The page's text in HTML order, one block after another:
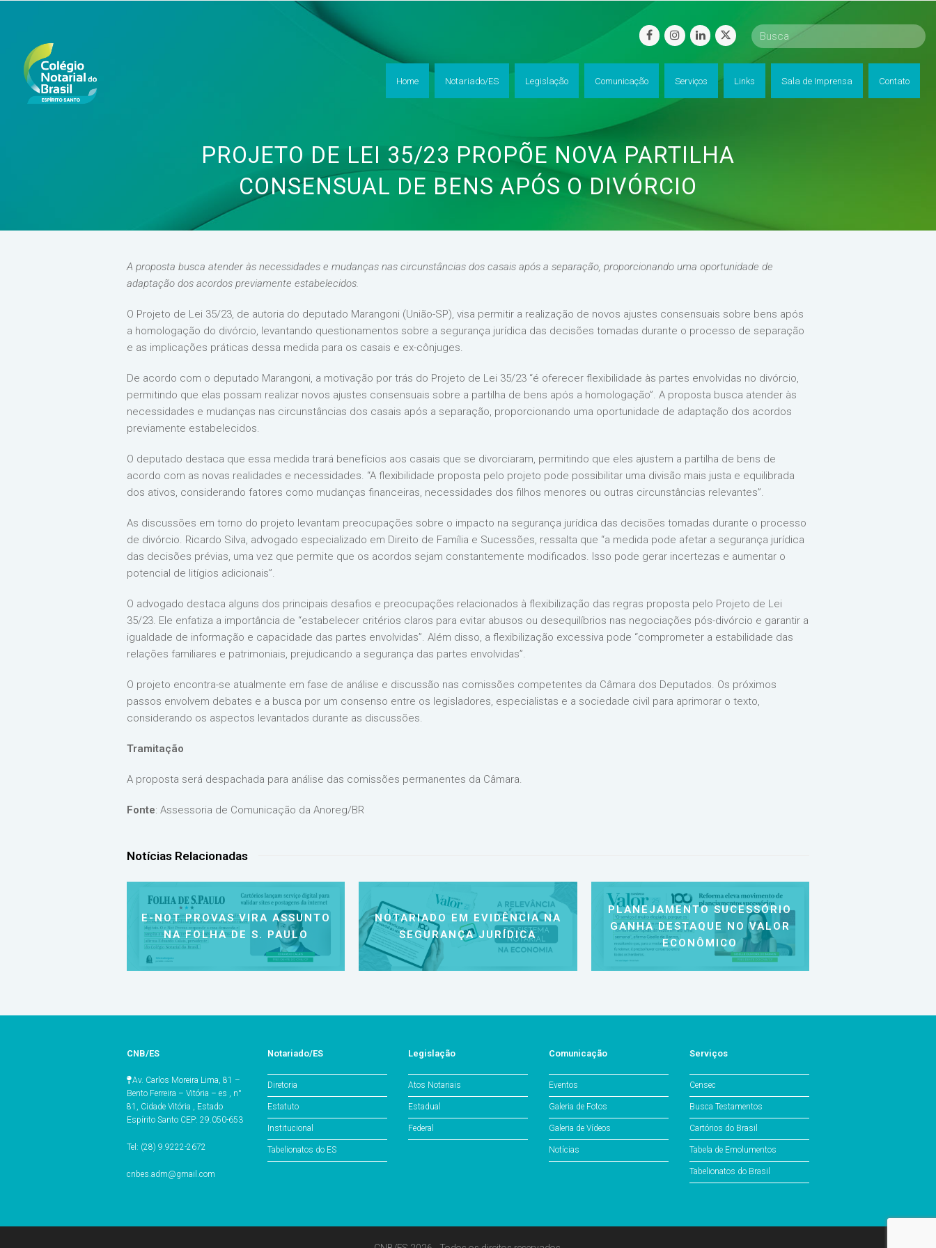
facebookinstagram
linkedintwitter
Home Notariado/ES Legislação Comunicação Serviços Links Sala de Imprensa Contato
PROJETO DE LEI 35/23 PROPÕE NOVA PARTILHA
CONSENSUAL DE BENS APÓS O DIVÓRCIO
A proposta busca atender às necessidades e mudanças nas circunstâncias dos casais após a separação, proporcionando uma oportunidade de
adaptação dos acordos previamente estabelecidos.
O Projeto de Lei 35/23, de autoria do deputado Marangoni (União-SP), visa permitir a realização de novos ajustes consensuais sobre bens após
a homologação do divórcio, levantando questionamentos sobre a segurança jurídica das decisões tomadas durante o processo de separação
e as implicações práticas dessa medida para os casais e ex-cônjuges.
De acordo com o deputado Marangoni, a motivação por trás do Projeto de Lei 35/23 “é oferecer flexibilidade às partes envolvidas no divórcio,
permitindo que elas possam realizar novos ajustes consensuais sobre a partilha de bens após a homologação”. A proposta busca atender às
necessidades e mudanças nas circunstâncias dos casais após a separação, proporcionando uma oportunidade de adaptação dos acordos
previamente estabelecidos.
O deputado destaca que essa medida trará benefícios aos casais que se divorciaram, permitindo que eles ajustem a partilha de bens de
acordo com as novas realidades e necessidades. “A flexibilidade proposta pelo projeto pode possibilitar uma divisão mais justa e equilibrada
dos ativos, considerando fatores como mudanças financeiras, necessidades dos filhos menores ou outras circunstâncias relevantes”.
As discussões em torno do projeto levantam preocupações sobre o impacto na segurança jurídica das decisões tomadas durante o processo
de divórcio. Ricardo Silva, advogado especializado em Direito de Família e Sucessões, ressalta que “a medida pode afetar a segurança jurídica
das decisões prévias, uma vez que permite que os acordos sejam constantemente modificados. Isso pode gerar incertezas e aumentar o
potencial de litígios adicionais”.
O advogado destaca alguns dos principais desafios e preocupações relacionados à flexibilização das regras proposta pelo Projeto de Lei
35/23. Ele enfatiza a importância de “estabelecer critérios claros para evitar abusos ou desequilíbrios nas negociações pós-divórcio e garantir a
igualdade de informação e capacidade das partes envolvidas”. Além disso, a flexibilização excessiva pode “comprometer a estabilidade das
relações familiares e patrimoniais, prejudicando a segurança das partes envolvidas”.
O projeto encontra-se atualmente em fase de análise e discussão nas comissões competentes da Câmara dos Deputados. Os próximos
passos envolvem debates e a busca por um consenso entre os legisladores, especialistas e a sociedade civil para aprimorar o texto,
considerando os aspectos levantados durante as discussões.
Tramitação
A proposta será despachada para análise das comissões permanentes da Câmara.
Fonte: Assessoria de Comunicação da Anoreg/BR
Notícias Relacionadas
E-NOT PROVAS VIRA ASSUNTO
NA FOLHA DE S. PAULO
NOTARIADO EM EVIDÊNCIA NA
SEGURANÇA JURÍDICA
PLANEJAMENTO SUCESSÓRIO
GANHA DESTAQUE NO VALOR
ECONÔMICO
CNB/ES
Av. Carlos Moreira Lima, 81 –
Bento Ferreira – Vitória – es , n°
81, Cidade Vitória , Estado
Espírito Santo CEP: 29.050-653
Tel: (28) 9.9222-2672
cnbes.adm@gmail.com
Notariado/ES
Diretoria
Estatuto
Institucional
Tabelionatos do ES
Legislação
Atos Notariais
Estadual
Federal
Comunicação
Eventos
Galeria de Fotos
Galeria de Vídeos
Notícias
Serviços
Censec
Busca Testamentos
Cartórios do Brasil
Tabela de Emolumentos
Tabelionatos do Brasil